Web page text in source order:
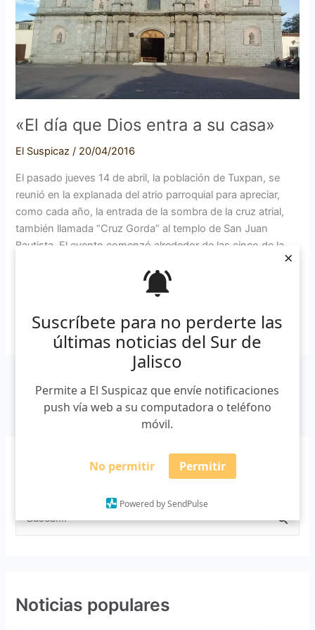
Suscríbete para no perderte las
últimas noticias del Sur de
Jalisco
Permite a El Suspicaz que envíe notificaciones
push vía web a su computadora o teléfono
móvil.
No permitir Permitir
Powered by SendPulse
×
«El día que Dios entra a su casa»
El Suspicaz/ 20/04/2016
El pasado jueves 14 de abril, la población de Tuxpan, se
reunió en la explanada del atrio parroquial para apreciar,
como cada año, la entrada de la sombra de la cruz atrial,
también llamada “Cruz Gorda” al templo de San Juan
Bautista. El evento comenzó alrededor de las cinco de la
Dios
entra
su
casa»
Leer más »
B
a
Noticias populares